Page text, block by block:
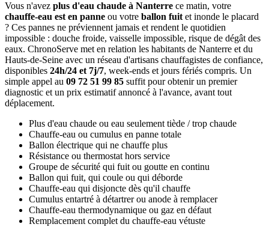
Vous n'avez plus d'eau chaude à Nanterre ce matin, votre
chauffe-eau est en panne ou votre ballon fuit et inonde le placard
? Ces pannes ne préviennent jamais et rendent le quotidien
impossible : douche froide, vaisselle impossible, risque de dégât des
eaux. ChronoServe met en relation les habitants de Nanterre et du
Hauts-de-Seine avec un réseau d'artisans chauffagistes de confiance,
disponibles 24h/24 et 7j/7, week-ends et jours fériés compris. Un
simple appel au 09 72 51 99 85 suffit pour obtenir un premier
diagnostic et un prix estimatif annoncé à l'avance, avant tout
déplacement.
Plus d'eau chaude ou eau seulement tiède / trop chaude
Chauffe-eau ou cumulus en panne totale
Ballon électrique qui ne chauffe plus
Résistance ou thermostat hors service
Groupe de sécurité qui fuit ou goutte en continu
Ballon qui fuit, qui coule ou qui déborde
Chauffe-eau qui disjoncte dès qu'il chauffe
Cumulus entartré à détartrer ou anode à remplacer
Chauffe-eau thermodynamique ou gaz en défaut
Remplacement complet du chauffe-eau vétuste